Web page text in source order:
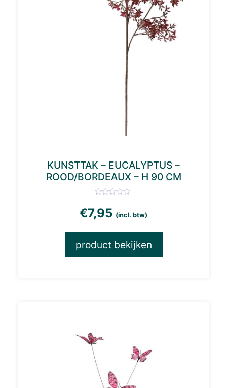
KUNSTTAK – EUCALYPTUS –
ROOD/BORDEAUX – H 90 CM
€7,95 (incl. btw)
product bekijken